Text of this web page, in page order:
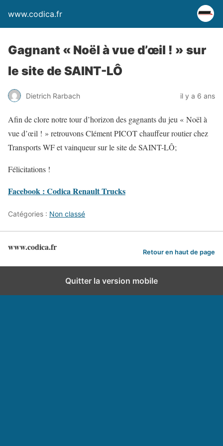
www.codica.fr
Gagnant « Noël à vue d’œil ! » sur
le site de SAINT-LÔ
Dietrich Rarbach il y a 6 ans
Afin de clore notre tour d’horizon des gagnants du jeu « Noël à
vue d’œil ! » retrouvons Clément PICOT chauffeur routier chez
Transports WF et vainqueur sur le site de SAINT-LÔ;
Félicitations !
Facebook : Codica Renault Trucks
Catégories : Non classé
www.codica.fr Retour en haut de page
Quitter la version mobile